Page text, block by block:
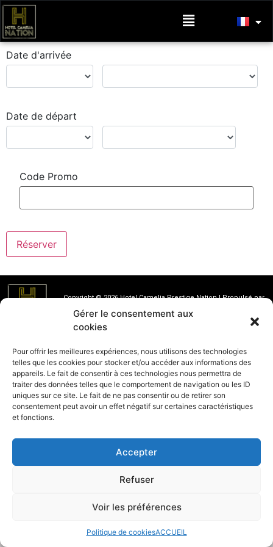
Gérer le consentement aux
cookies
Pour offrir les meilleures expériences, nous utilisons des technologies
telles que les cookies pour stocker et/ou accéder aux informations des
appareils. Le fait de consentir à ces technologies nous permettra de
traiter des données telles que le comportement de navigation ou les ID
uniques sur ce site. Le fait de ne pas consentir ou de retirer son
consentement peut avoir un effet négatif sur certaines caractéristiques
et fonctions.
Accepter
Refuser
Voir les préférences
Politique de cookiesACCUEIL
formulaire
Date d'arrivée
Date de départ
Code Promo
Copyright © 2026 Hotel Camelia Prestige Nation | Propulsé par